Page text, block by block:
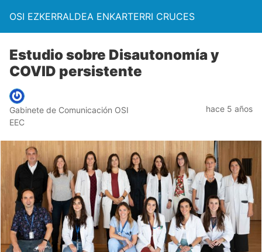
OSI EZKERRALDEA ENKARTERRI CRUCES
Estudio sobre Disautonomía y
COVID persistente
Gabinete de Comunicación OSI
EEC
hace 5 años